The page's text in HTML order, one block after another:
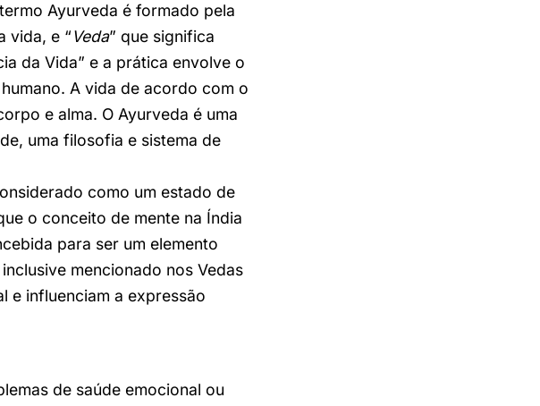
Ayurveda é formado pela
vida, e “Veda” que significa
da Vida” e a prática envolve o
A vida de acordo com o
e alma. O Ayurveda é uma
uma filosofia e sistema de
como um estado de
o conceito de mente na Índia
para ser um elemento
mencionado nos Vedas
e influenciam a expressão
de saúde emocional ou